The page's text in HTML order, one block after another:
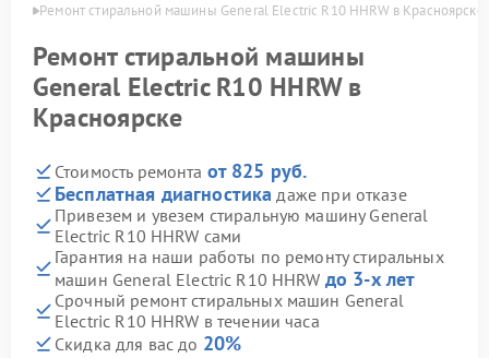
Ремонт стиральной машины General Electric R10 HHRW в Красноярске
Ремонт стиральной машины
General Electric R10 HHRW в
Красноярске
Стоимость ремонта от 825 руб.
Бесплатная диагностика даже при отказе
Привезем и увезем стиральную машину General
Electric R10 HHRW сами
Гарантия на наши работы по ремонту стиральных
машин General Electric R10 HHRW до 3-х лет
Срочный ремонт стиральных машин General
Electric R10 HHRW в течении часа
Скидка для вас до 20%